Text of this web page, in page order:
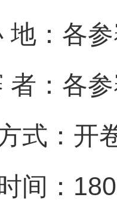
地：各
者：各
式：开
间：